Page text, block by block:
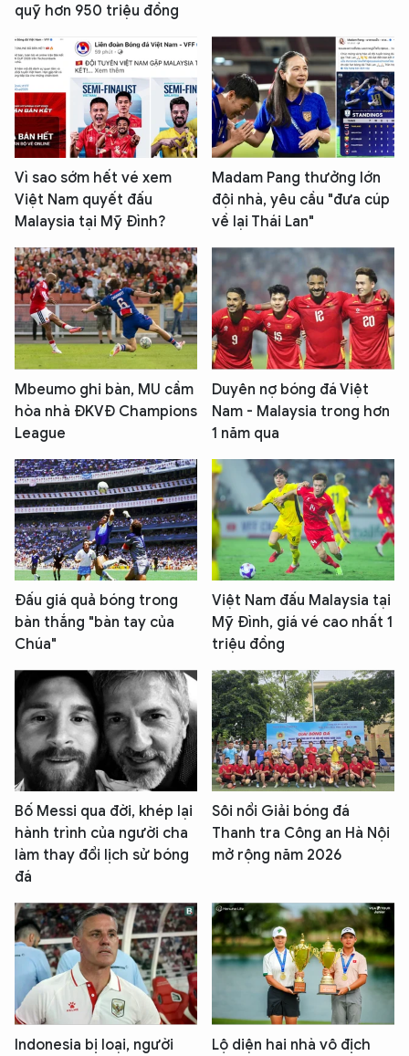
quỹ hơn 950 triệu đồng
Vì sao sớm hết vé xem
Việt Nam quyết đấu
Malaysia tại Mỹ Đình?
Madam Pang thưởng lớn
đội nhà, yêu cầu "đưa cúp
về lại Thái Lan"
Mbeumo ghi bàn, MU cầm
hòa nhà ĐKVĐ Champions
League
Duyên nợ bóng đá Việt
Nam - Malaysia trong hơn
1 năm qua
Đấu giá quả bóng trong
bàn thắng "bàn tay của
Chúa"
Việt Nam đấu Malaysia tại
Mỹ Đình, giá vé cao nhất 1
triệu đồng
Bố Messi qua đời, khép lại
hành trình của người cha
làm thay đổi lịch sử bóng
đá
Sôi nổi Giải bóng đá
Thanh tra Công an Hà Nội
mở rộng năm 2026
Indonesia bị loại, người
Lộ diện hai nhà vô địch